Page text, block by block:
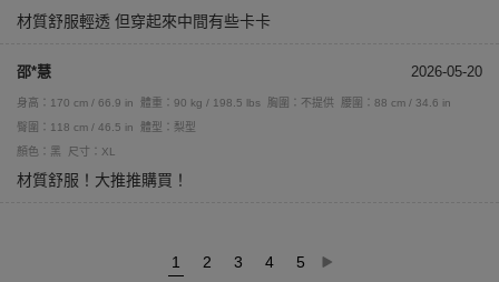
材質舒服輕透 但穿起來中間有些卡卡
邵*慧 2026-05-20
身高：170 cm / 66.9 in 體重：90 kg / 198.5 lbs 胸圍：不提供
腰圍：88 cm / 34.6 in
臀圍：118 cm / 46.5 in
體型：梨型
顏色：黑
尺寸：XL
材質舒服！大推推購買！
1 2 3 4 5